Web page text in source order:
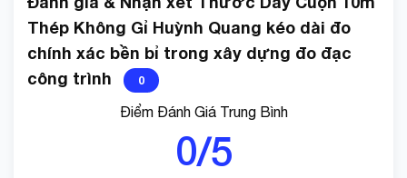
Thông số kỹ thuật:
Vật liệu: ABS và thép
Thước dây cuộn có chiều dài để lựa chọn :
Thép Không Gỉ Huỳnh Quang kéo dài đo
chính xác bền bỉ trong xây dựng đo đạc
công trình
0
Điểm Đánh Giá Trung Bình
0/5